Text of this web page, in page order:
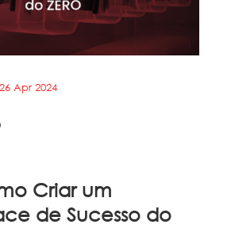
26 Apr 2024
Criar um
de Sucesso do